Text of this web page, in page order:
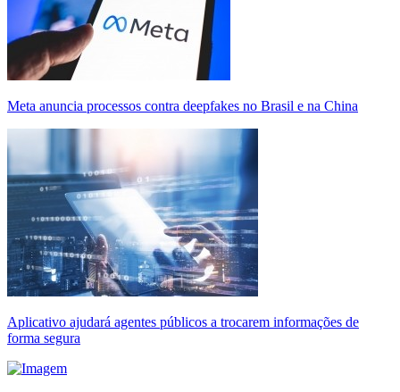
Meta anuncia processos contra deepfakes no Brasil e na China
Aplicativo ajudará agentes públicos a trocarem informações de
forma segura